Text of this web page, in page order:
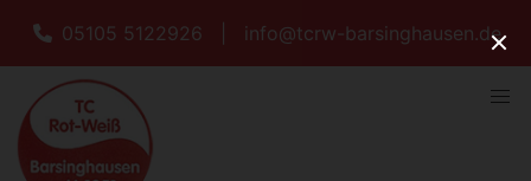
05105 5122926 info@tcrw-barsinghausen.de